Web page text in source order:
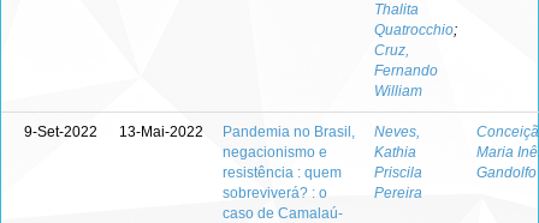
Thalita
Quatrocchio;
Cruz,
Fernando
William
9-Set-2022 13-Mai-2022
Pandemia no Brasil,
negacionismo e
resistência : quem
sobreviverá? : o
caso de Camalaú-
Neves,
Kathia
Priscila
Pereira
Maria
Gandolfo